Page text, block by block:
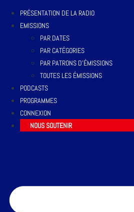
PRÉSENTATION DE LA RADIO
EMISSIONS
PAR DATES
PAR CATÉGORIES
PAR PATRONS D’ÉMISSIONS
TOUTES LES ÉMISSIONS
PODCASTS
PROGRAMMES
CONNEXION
NOUS SOUTENIR